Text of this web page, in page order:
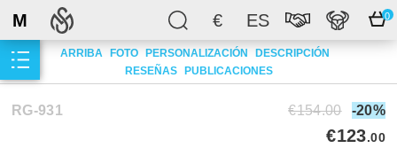
€ ES 0
M
ARRIBA FOTO PERSONALIZACIÓN
DESCRIPCIÓN
RESEÑAS
PUBLICACIONES
RG-931 €154.00 -20%
€123.00